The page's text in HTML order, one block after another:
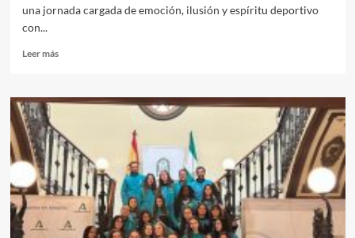
una jornada cargada de emoción, ilusión y espíritu deportivo
con...
Leer másLeer
Dalías
la
Gala
Navideña
del
Deporte
con
emotiva